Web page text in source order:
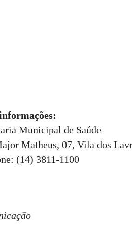
Municipal de Saúde
Matheus, 07, Vila dos
(14) 3811-1100